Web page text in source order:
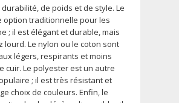
de poids et de style. Le
option traditionnelle pour les
; il est élégant et durable, mais
lourd. Le nylon ou le coton sont
légers, respirants et moins
cuir. Le polyester est un autre
; il est très résistant et
choix de couleurs. Enfin, le